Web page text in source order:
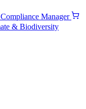
Manager
& Biodiversity